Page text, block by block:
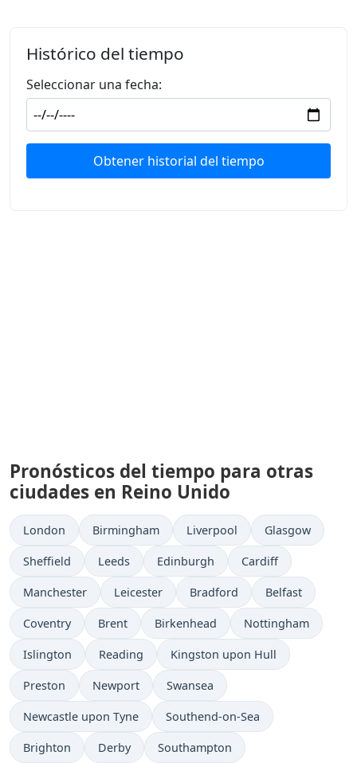
Histórico del tiempo
Seleccionar una fecha:
Obtener historial del tiempo
Pronósticos del tiempo para otras
ciudades en Reino Unido
London Birmingham Liverpool Glasgow
Sheffield Leeds Edinburgh Cardiff
Manchester Leicester Bradford Belfast
Coventry Brent Birkenhead Nottingham
Islington Reading Kingston upon Hull
Preston Newport Swansea
Newcastle upon Tyne Southend-on-Sea
Brighton Derby Southampton